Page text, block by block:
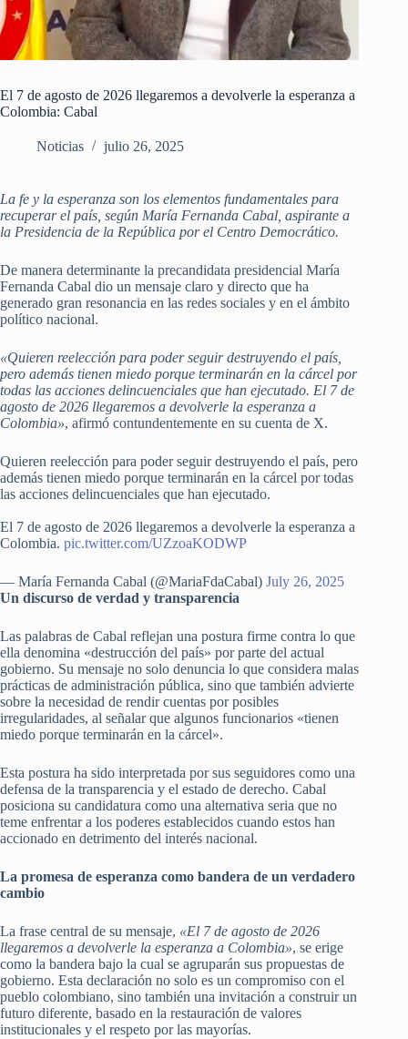
El 7 de agosto de 2026 llegaremos a devolverle la esperanza a
Colombia: Cabal
Noticias julio 26, 2025
La fe y la esperanza son los elementos fundamentales para
recuperar el país, según María Fernanda Cabal, aspirante a
la Presidencia de la República por el Centro Democrático.
De manera determinante la precandidata presidencial María
Fernanda Cabal dio un mensaje claro y directo que ha
generado gran resonancia en las redes sociales y en el ámbito
político nacional.
«Quieren reelección para poder seguir destruyendo el país,
pero además tienen miedo porque terminarán en la cárcel por
todas las acciones delincuenciales que han ejecutado. El 7 de
agosto de 2026 llegaremos a devolverle la esperanza a
Colombia», afirmó contundentemente en su cuenta de X.
Quieren reelección para poder seguir destruyendo el país, pero
además tienen miedo porque terminarán en la cárcel por todas
las acciones delincuenciales que han ejecutado.
El 7 de agosto de 2026 llegaremos a devolverle la esperanza a
Colombia. pic.twitter.com/UZzoaKODWP
— María Fernanda Cabal (@MariaFdaCabal) July 26, 2025
Un discurso de verdad y transparencia
Las palabras de Cabal reflejan una postura firme contra lo que
ella denomina «destrucción del país» por parte del actual
gobierno. Su mensaje no solo denuncia lo que considera malas
prácticas de administración pública, sino que también advierte
sobre la necesidad de rendir cuentas por posibles
irregularidades, al señalar que algunos funcionarios «tienen
miedo porque terminarán en la cárcel».
Esta postura ha sido interpretada por sus seguidores como una
defensa de la transparencia y el estado de derecho. Cabal
posiciona su candidatura como una alternativa seria que no
teme enfrentar a los poderes establecidos cuando estos han
accionado en detrimento del interés nacional.
La promesa de esperanza como bandera de un verdadero
cambio
La frase central de su mensaje, «El 7 de agosto de 2026
llegaremos a devolverle la esperanza a Colombia», se erige
como la bandera bajo la cual se agruparán sus propuestas de
gobierno. Esta declaración no solo es un compromiso con el
pueblo colombiano, sino también una invitación a construir un
futuro diferente, basado en la restauración de valores
institucionales y el respeto por las mayorías.